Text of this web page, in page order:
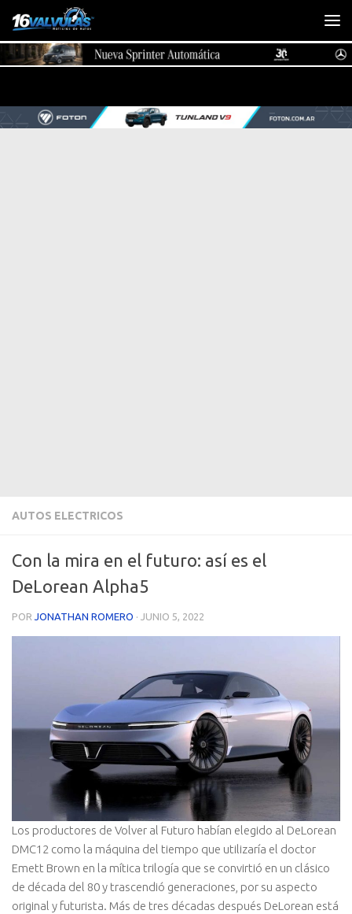
Saltar al contenido
AUTOS ELECTRICOS
Con la mira en el futuro: así es el
DeLorean Alpha5
POR JONATHAN ROMERO · JUNIO 5, 2022
Los productores de Volver al Futuro habían elegido al DeLorean
DMC12 como la máquina del tiempo que utilizaría el doctor
Emett Brown en la mítica trilogía que se convirtió en un clásico
de década del 80 y trascendió generaciones, por su aspecto
original y futurista. Más de tres décadas después DeLorean está